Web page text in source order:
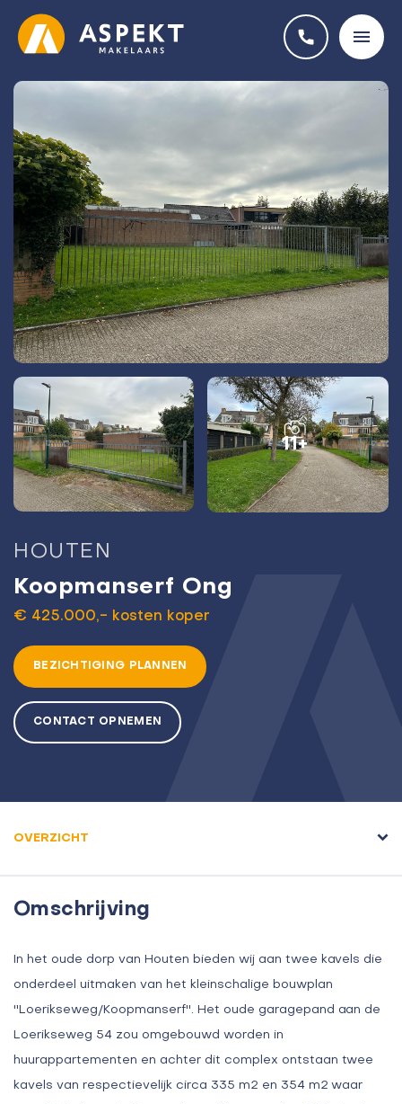
11+
HOUTEN
Koopmanserf Ong
€ 425.000,- kosten koper
BEZICHTIGING PLANNEN
CONTACT OPNEMEN
OVERZICHT
Omschrijving
In het oude dorp van Houten bieden wij aan twee kavels die
onderdeel uitmaken van het kleinschalige bouwplan
''Loerikseweg/Koopmanserf''. Het oude garagepand aan de
Loerikseweg 54 zou omgebouwd worden in
huurappartementen en achter dit complex ontstaan twee
kavels van respectievelijk circa 335 m2 en 354 m2 waar